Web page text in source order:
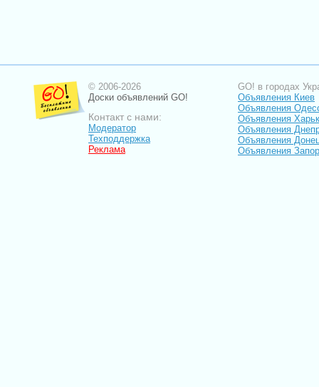
© 2006-2026
Доски объявлений GO!
Контакт с нами:
Модератор
Техподдержка
Реклама
GO! в городах
Объявления Киев
Объявления
Объявления
Объявления
Объявления
Объявления